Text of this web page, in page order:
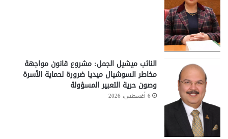
النائب ميشيل الجمل: مشروع قانون مواجهة
مخاطر السوشيال ميديا ضرورة لحماية الأسرة
وصون حرية التعبير المسؤولة
6 أغسطس، 2026